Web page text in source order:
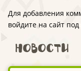
Для добавления
войдите на сайт
Новости